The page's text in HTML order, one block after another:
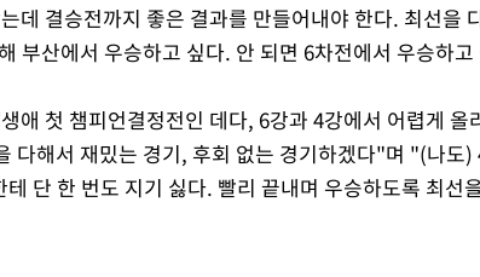
데 결승전까지 좋은 결과를 만들어내야 한다. 최선을
부산에서 우승하고 싶다. 안 되면 6차전에서 우승하
애 첫 챔피언결정전인 데다, 6강과 4강에서 어렵게 올
다해서 재밌는 경기, 후회 없는 경기하겠다"며 "(나도
단 한 번도 지기 싫다. 빨리 끝내며 우승하도록 최선